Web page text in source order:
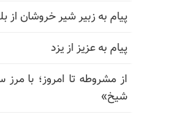
پیام به زبیر شیر خروشان از
پیام به عزیز از یزد
از مشروطه تا امروز؛ با
شیخ»